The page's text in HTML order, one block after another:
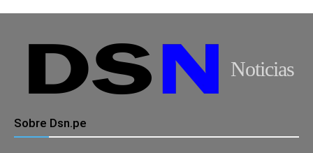
Noticias
Sobre Dsn.pe